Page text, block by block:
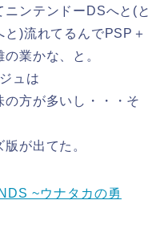
ンテンドーDSへと(と
)流れてるんでPSP＋
業かな、と。
ュは
の方が多いし・・・そ
が出てた。
~ウナタカの勇